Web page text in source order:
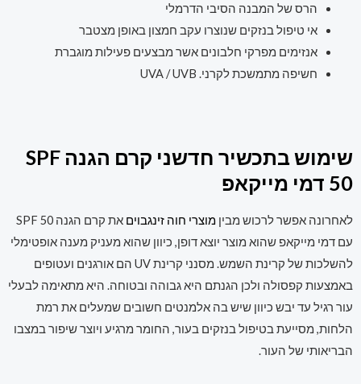
הרס של המבנה הסיבי הדרמלי
אי טיפול בנזקים שנוצרו עקב חמצון באופן מצטבר
אנזימים מפרקי חלבונים אשר מבצעים פעילות מוגברת
חשיפה מתמשכת לקרני. UVA / UVB
שימוש בתכשיר חדשני קרם הגנה SPF
50 דמי מייקאפ
לאחרונה אפשר לרכוש מבין מוצרי חוה זינגבוים
את קרם הגנה SPF 50
עם דמי מייקאפ שהוא מוצר יוצא דופן, כיוון שהוא מעניק מענה אופטימלי
להשלכות של קרינת השמש. מסנני קרינת UV הם אורגנים ועטופים
באמצעות קפסולה ולכן הגנתם היא גבוהה ובטוחה. היא מתאימה לבעלי
עור רגיל עד יבש כיוון שיש בה אלמנטים חשובים שמעלים את רמת
הלחות, מסייעת בטיפול בנזקים בעור, החומר מרגיע ויוצר שיפור במצבו
הבריאותי של העור.